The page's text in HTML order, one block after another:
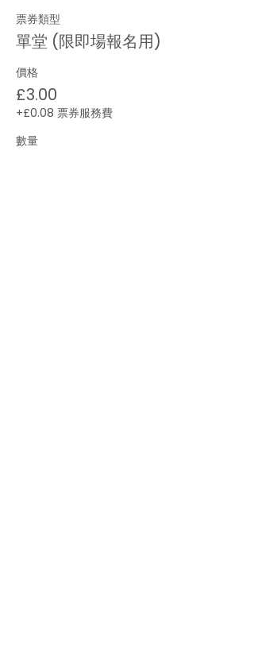
票券類型
單堂 (限即場報名用)
價格
£3.00
+£0.08 票券服務費
數量